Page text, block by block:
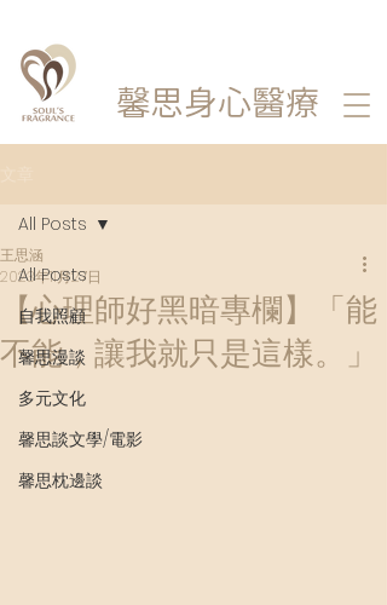
馨思身心醫療
All Posts
自我照顧
馨思漫談
多元文化
馨思談文學/電影
馨思枕邊談
All Posts
【心理師好黑暗專欄】「能
不能，讓我就只是這樣。」
王思涵
2023年11月27日